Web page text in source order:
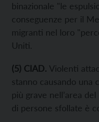
binazionale "le
conseguenze per il
migranti nel loro
Uniti.
(5) CIAD. Violenti
stanno causando una
più grave nell’area
di persone sfollate è